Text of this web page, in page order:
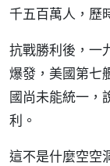
千五百萬人，歷
抗戰勝利後，一
爆發，美國第七
國尚未能統一，
利。
這不是什麼空空